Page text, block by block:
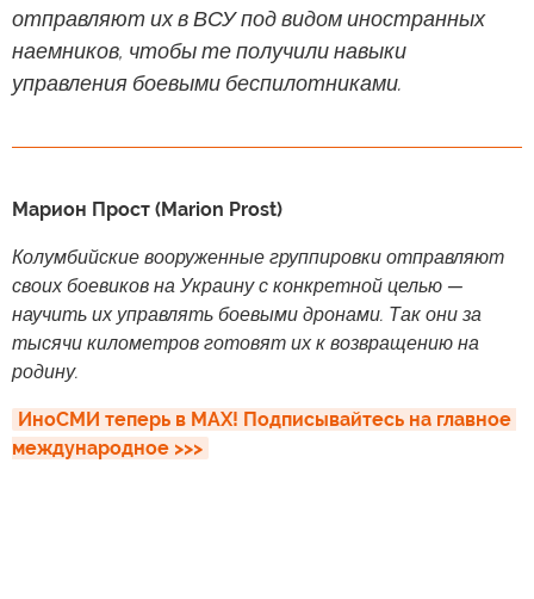
отправляют их в ВСУ под видом иностранных
наемников, чтобы те получили навыки
управления боевыми беспилотниками.
Марион Прост (Marion Prost)
Колумбийские вооруженные группировки отправляют
своих боевиков на Украину с конкретной целью —
научить их управлять боевыми дронами. Так они за
тысячи километров готовят их к возвращению на
родину.
ИноСМИ теперь в MAX! Подписывайтесь на главное
международное >>>